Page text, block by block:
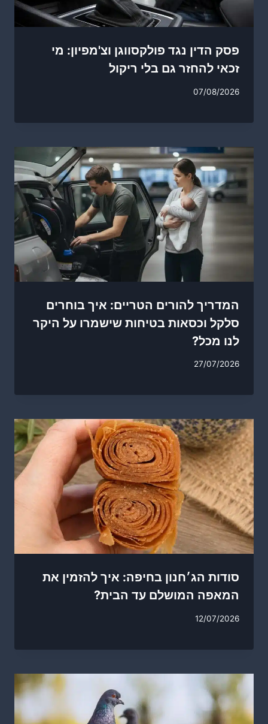
פסק הדין נגד פולקסווגן וצ'מפיון: מי
זכאי להחזר גם בלי ריקול
07/08/2026
המדריך להורים הטריים: איך בוחרים
סלקל וכסאות בטיחות שישמרו על היקר
לנו מכל?
27/07/2026
סודות הג׳חנון בחיפה: איך להזמין את
המאפה המושלם עד הבית?
12/07/2026